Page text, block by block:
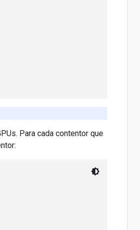
Para cada contentor que